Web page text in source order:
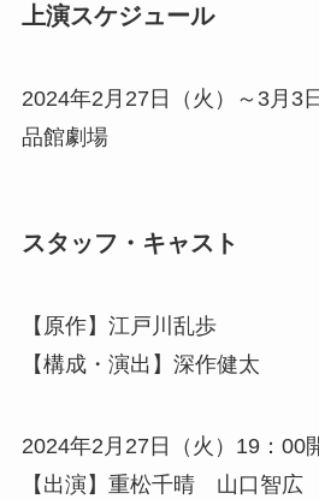
上演スケジュール
2024年2月27日（火）～3月
品館劇場
スタッフ・キャスト
【原作】江戸川乱歩
【構成・演出】深作健太
2024年2月27日（火）19：00
【出演】重松千晴 山口智